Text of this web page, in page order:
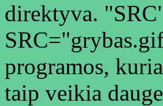
direktyva.
programos,
taip veikia